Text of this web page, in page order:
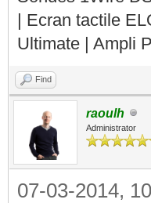
| Ecran tactile
Ultimate | Ampli
Find
raoulh
Administrator
07-03-2014,